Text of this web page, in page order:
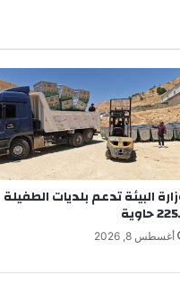
البيئة تدعم بلديات الطفيلة
أغسطس 8, 2026